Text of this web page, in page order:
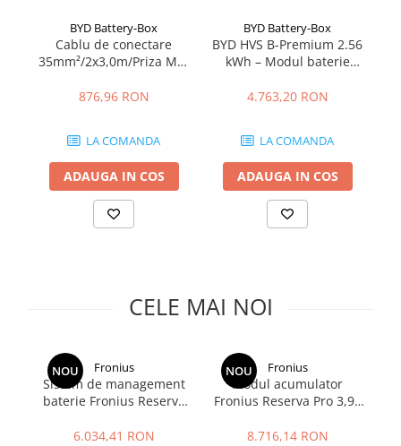
FelicitySolar
Fronius Reserva
Fronius Reserva Pro
Huawei
Sungrow
BYD Battery-Box
Cablu de conectare
35mm²/2x3,0m/Priza M8-
876,96 RON
LA COMANDA
ADAUGA IN COS
BYD Battery-Box
BYD HVS B-Premium 2.56
kWh – Modul baterie
hibride
4.763,20 RON
LA COMANDA
ADAUGA IN COS
CELE MAI NOI
NOU Fronius
Sistem de management
baterie Fronius Reserva
6.034,41 RON
NOU Fronius
Modul acumulator
Fronius Reserva Pro 3,98
8.716,14 RON